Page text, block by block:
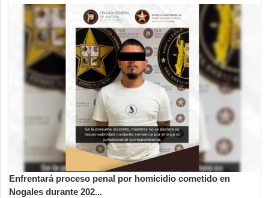
Enfrentará proceso penal por homicidio cometido en
Nogales durante 202...